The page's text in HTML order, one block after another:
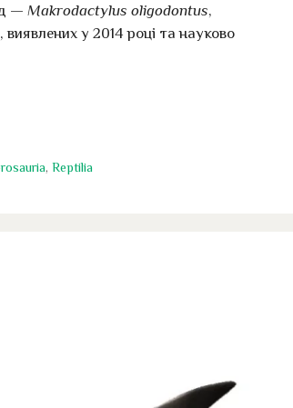
— Makrodactylus oligodontus,
у 2014 році та науково
,Reptilia